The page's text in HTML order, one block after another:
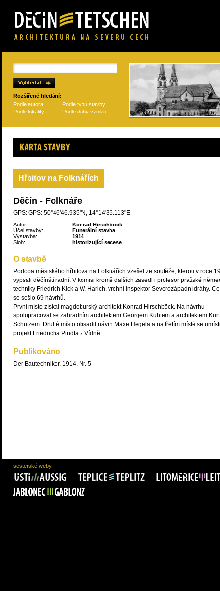
Rozšířené hledání:
Podle autora
Podle typu stavby
Podle lokality
Podle doby vzniku
Karta stavby
Hřbitov na Folknářích
Děčín - Folknáře
GPS: GPS: 50°46'46.935"N, 14°14'36.113"E
Autor:
Konrad Hirschböck
Účel stavby:
Funerální stavba
Výstavba:
1914
Sloh:
historizující secese
O stavbě
Podoba městského hřbitova na Folknářích vzešel ze soutěže, kterou v roce
vypsali děčínští radní. V komisi kromě dalších zasedl i profesor pražské
techniky Friedrich Kick a W. Harich, vrchní inspektor Severozápadní dráhy.
se sešlo 69 návrhů.
První místo získal magdeburský architekt Konrad Hirschböck. Na návrhu
spolupracoval se zahradním architektem Georgem Kuhtem a architektem
Schützem. Druhé místo obsadil návrh Maxe Hegela a na třetím místě se
projekt Friedricha Pindta z Vídně.
Publikováno
Der Bautechniker, 1914, Nr. 5
sesterské weby